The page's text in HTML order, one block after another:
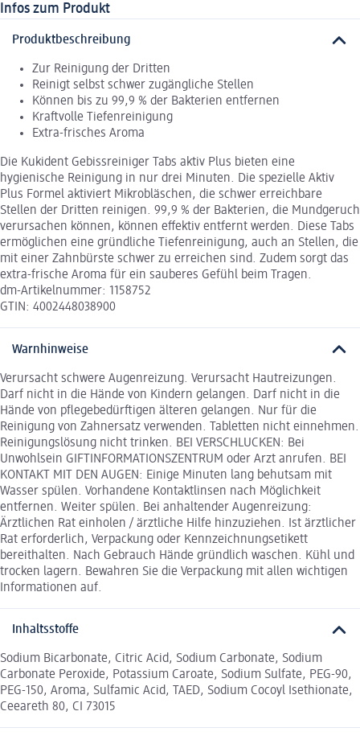
Infos zum Produkt
Produktbeschreibung
Zur Reinigung der Dritten
Reinigt selbst schwer zugängliche Stellen
Können bis zu 99,9 % der Bakterien entfernen
Kraftvolle Tiefenreinigung
Extra-frisches Aroma
Die Kukident Gebissreiniger Tabs aktiv Plus bieten eine
hygienische Reinigung in nur drei Minuten. Die spezielle Aktiv
Plus Formel aktiviert Mikrobläschen, die schwer erreichbare
Stellen der Dritten reinigen. 99,9 % der Bakterien, die Mundgeruch
verursachen können, können effektiv entfernt werden. Diese Tabs
ermöglichen eine gründliche Tiefenreinigung, auch an Stellen, die
mit einer Zahnbürste schwer zu erreichen sind. Zudem sorgt das
extra-frische Aroma für ein sauberes Gefühl beim Tragen.
dm-Artikelnummer: 1158752
GTIN: 4002448038900
Warnhinweise
Verursacht schwere Augenreizung. Verursacht Hautreizungen.
Darf nicht in die Hände von Kindern gelangen. Darf nicht in die
Hände von pflegebedürftigen älteren gelangen. Nur für die
Reinigung von Zahnersatz verwenden. Tabletten nicht einnehmen.
Reinigungslösung nicht trinken. BEI VERSCHLUCKEN: Bei
Unwohlsein GIFTINFORMATIONSZENTRUM oder Arzt anrufen. BEI
KONTAKT MIT DEN AUGEN: Einige Minuten lang behutsam mit
Wasser spülen. Vorhandene Kontaktlinsen nach Möglichkeit
entfernen. Weiter spülen. Bei anhaltender Augenreizung:
Ärztlichen Rat einholen / ärztliche Hilfe hinzuziehen. Ist ärztlicher
Rat erforderlich, Verpackung oder Kennzeichnungsetikett
bereithalten. Nach Gebrauch Hände gründlich waschen. Kühl und
trocken lagern. Bewahren Sie die Verpackung mit allen wichtigen
Informationen auf.
Inhaltsstoffe
Sodium Bicarbonate, Citric Acid, Sodium Carbonate, Sodium
Carbonate Peroxide, Potassium Caroate, Sodium Sulfate, PEG-90,
PEG-150, Aroma, Sulfamic Acid, TAED, Sodium Cocoyl Isethionate,
Ceeareth 80, CI 73015